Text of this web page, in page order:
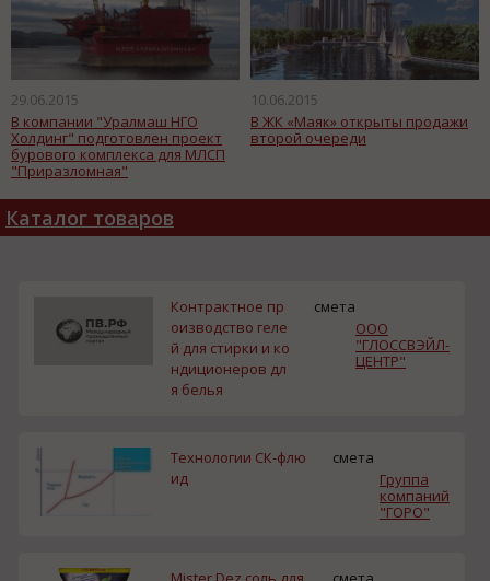
29.06.2015
В компании "Уралмаш НГО
Холдинг" подготовлен проект
бурового комплекса для МЛСП
"Приразломная"
10.06.2015
В ЖК «Маяк» открыты продажи
второй очереди
Каталог товаров
Контрактное пр
оизводство геле
й для стирки и ко
ндиционеров дл
я белья
смета
ООО
"ГЛОССВЭЙЛ-
ЦЕНТР"
Технологии СК-флю
ид
смета
Группа
компаний
"ГОРО"